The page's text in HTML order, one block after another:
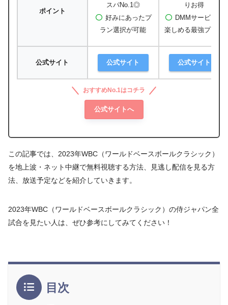
ポイント
スパNo.1◎
好みにあったプ
ラン選択が可能
りお得
DMMサービスも
楽しめる最強プラン
公式サイト 公式サイト 公式サイト
おすすめNo.1はコチラ
公式サイトへ
この記事では、2023年WBC（ワールドベースボールクラシック）
を地上波・ネット中継で無料視聴する方法、見逃し配信を見る方
法、放送予定などを紹介していきます。
2023年WBC（ワールドベースボールクラシック）の侍ジャパン全
試合を見たい人は、ぜひ参考にしてみてください！
目次